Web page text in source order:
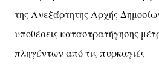
της Ανεξάρτητης Αρχής
υποθέσεις καταστρατήγησης
πληγέντων από τις πυρκαγιές